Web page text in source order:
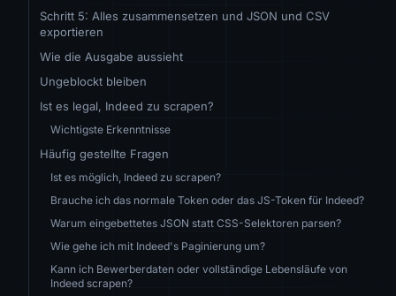
Schritt 5: Alles zusammensetzen und JSON und CSV
exportieren
Wie die Ausgabe aussieht
Ungeblockt bleiben
Ist es legal, Indeed zu scrapen?
Wichtigste Erkenntnisse
Häufig gestellte Fragen
Ist es möglich, Indeed zu scrapen?
Brauche ich das normale Token oder das JS-Token für Indeed?
Warum eingebettetes JSON statt CSS-Selektoren parsen?
Wie gehe ich mit Indeed's Paginierung um?
Kann ich Bewerberdaten oder vollständige Lebensläufe von
Indeed scrapen?